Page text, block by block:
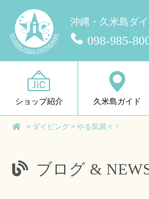
沖縄・久米島ダ
098-985-
ショップ紹介 久米島ガイド
> ダイビング > やる気満々！
ブログ &